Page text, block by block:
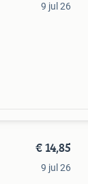
9 jul 26
€ 14,85
9 jul 26